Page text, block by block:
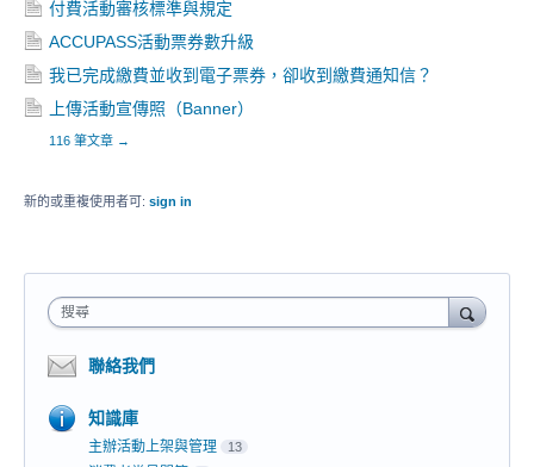
付費活動審核標準與規定
ACCUPASS活動票券數升級
我已完成繳費並收到電子票券，卻收到繳費通知信？
上傳活動宣傳照（Banner）
116 筆文章 →
新的或重複使用者可: sign in
搜尋
聯絡我們
知識庫
主辦活動上架與管理 13